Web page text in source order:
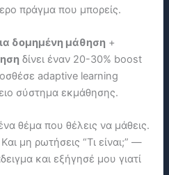
πράγμα που μπορείς.
δομημένη μάθηση +
δίνει έναν 20-30% boost
adaptive learning
σύστημα εκμάθησης.
θέμα που θέλεις να μάθεις.
μη ρωτήσεις “Τι είναι;” —
και εξήγησέ μου γιατί